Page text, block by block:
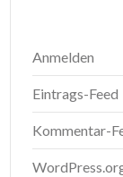
Anmelden
Eintrags-Feed
Kommentar-